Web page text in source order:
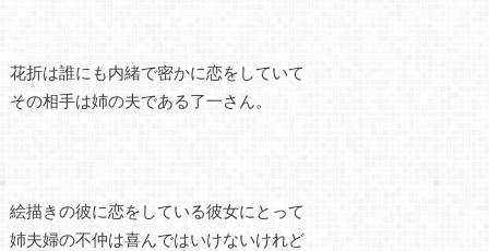
花折は誰にも内緒で密かに恋をしていて
その相手は姉の夫である了一さん。
絵描きの彼に恋をしている彼女にとって
姉夫婦の不仲は喜んではいけないけれど